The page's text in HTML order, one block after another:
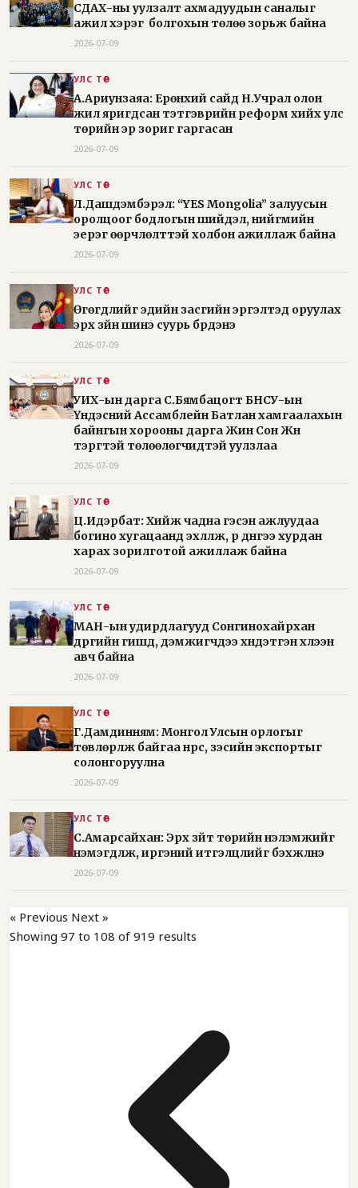
СДАХ-ны уулзалт ахмадуудын саналыг
ажил хэрэг болгохын төлөө зорьж байна
2026-07-09
УЛС ТӨР
А.Ариунзаяа: Ерөнхий сайд Н.Учрал олон
жил яригдсан тэтгэврийн реформ хийх улс
төрийн эр зориг гаргасан
2026-07-09
УЛС ТӨР
Л.Дашдэмбэрэл: “YES Mongolia” залуусын
оролцоог бодлогын шийдэл, нийгмийн
эерэг өөрчлөлттэй холбон ажиллаж байна
2026-07-09
УЛС ТӨР
Өгөгдлийг эдийн засгийн эргэлтэд оруулах
эрх зүйн шинэ суурь бүрдэнэ
2026-07-09
УЛС ТӨР
УИХ-ын дарга С.Бямбацогт БНСУ-ын
Үндэсний Ассамблейн Батлан хамгаалахын
байнгын хорооны дарга Жин Сон Жүн
тэргүүтэй төлөөлөгчидтэй уулзлаа
2026-07-09
УЛС ТӨР
Ц.Идэрбат: Хийж чадна гэсэн ажлуудаа
богино хугацаанд эхлүүлж, үр дүнгээ хурдан
харах зорилготой ажиллаж байна
2026-07-09
УЛС ТӨР
МАН-ын удирдлагууд Сонгинохайрхан
дүүргийн гишүүд, дэмжигчдээ хүндэтгэн хүлээн
авч байна
2026-07-09
УЛС ТӨР
Г.Дамдинням: Монгол Улсын орлогыг
төвлөрүүлж байгаа нүүрс, зэсийн экспортыг
солонгоруулна
2026-07-09
УЛС ТӨР
С.Амарсайхан: Эрх зүйт төрийн үнэлэмжийг
нэмэгдүүлж, иргэний итгэлцлийг бэхжүүлнэ
2026-07-09
« Previous Next »
Showing 97 to 108 of 919 results